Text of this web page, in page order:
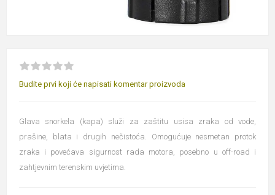
Budite prvi koji će napisati komentar proizvoda
Glava snorkela (kapa) služi za zaštitu usisa zraka od vode,
prašine, blata i drugih nečistoća. Omogućuje nesmetan protok
zraka i povećava sigurnost rada motora, posebno u off-road i
zahtjevnim terenskim uvjetima.